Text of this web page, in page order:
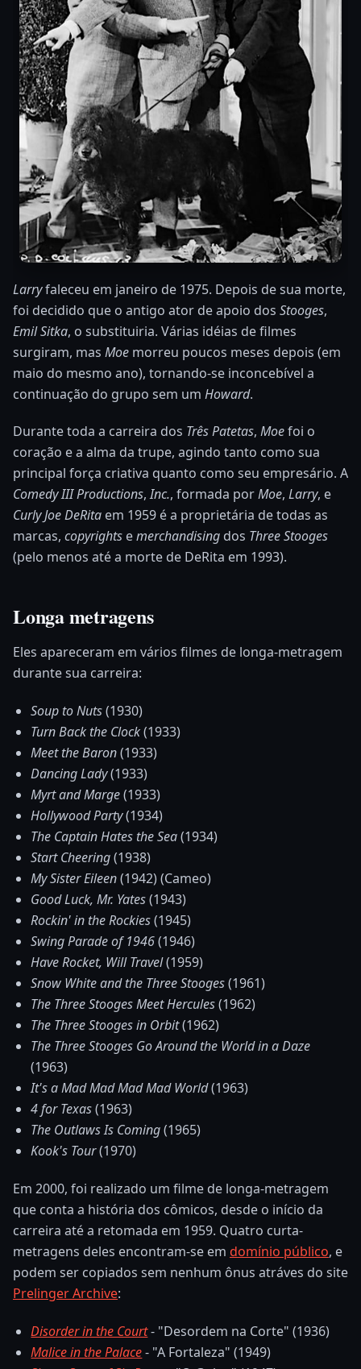
Larryfaleceu em janeiro de 1975. Depois de sua morte,
foi decidido que o antigo ator de apoio dos Stooges,
Emil Sitka, o substituiria. Várias idéias de filmes
surgiram, mas Moe morreu poucos meses depois (em
maio do mesmo ano), tornando-se inconcebível a
continuação do grupo sem um Howard.
Durante toda a carreira dos Três Patetas, Moefoi o
coração e a alma da trupe, agindo tanto como sua
principal força criativa quanto como seu empresário. A
Comedy III Productions,Inc., formada porMoe, Larry, e
Curly Joe DeRita em 1959 é a proprietária de todas as
marcas, copyrights emerchandising dos Three Stooges
(pelo menos até a morte de DeRita em 1993).
Longa metragens
Eles apareceram em vários filmes de longa-metragem
durante sua carreira:
Soup to Nuts(1930)
Turn Back the Clock(1933)
Meet the Baron(1933)
Dancing Lady(1933)
Myrt and Marge(1933)
Hollywood Party(1934)
The Captain Hates the Sea(1934)
Start Cheering(1938)
My Sister Eileen(1942) (Cameo)
Good Luck, Mr. Yates(1943)
Rockin' in the Rockies(1945)
Swing Parade of 1946(1946)
Have Rocket, Will Travel(1959)
Snow White and the Three Stooges(1961)
The Three Stooges Meet Hercules(1962)
The Three Stooges in Orbit(1962)
The Three Stooges Go Around the World in a Daze
(1963)
It's a Mad Mad Mad Mad World(1963)
4 for Texas(1963)
The Outlaws Is Coming(1965)
Kook's Tour(1970)
Em 2000, foi realizado um filme de longa-metragem
que conta a história dos cômicos, desde o início da
carreira até a retomada em 1959. Quatro curta-
metragens deles encontram-se em domínio público, e
podem ser copiados sem nenhum ônus atráves do site
Prelinger Archive:
Disorder in the Court- "Desordem na Corte" (1936)
Malice in the Palace- "A Fortaleza" (1949)